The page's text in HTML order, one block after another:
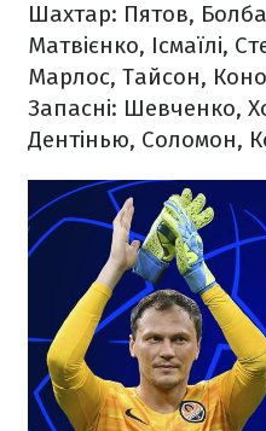
Шахтар: Пятов,
Матвієнко, Ісмаїлі,
Марлос, Тайсон,
Запасні: Шевченко,
Дентінью, Соломон,